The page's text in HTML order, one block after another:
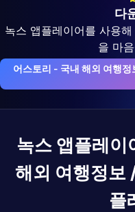
다
녹스 앱플레이어를 사용
을 마
어스토리 - 국내 해외 여행
녹스 앱플레이
해외 여행정보
플